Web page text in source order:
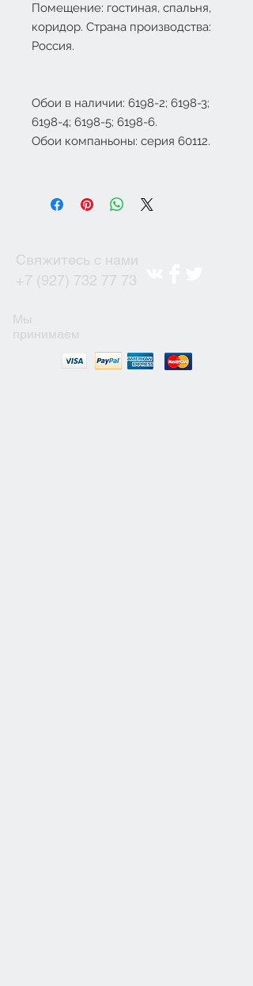
Помещение: гостиная, спальня,
коридор. Страна производства:
Россия.
Обои в наличии: 6198-2; 6198-3;
6198-4; 6198-5; 6198-6.
Обои компаньоны: серия 60112.
Свяжитесь с нами
+7 (927) 732 77 73
Мы
принимаем